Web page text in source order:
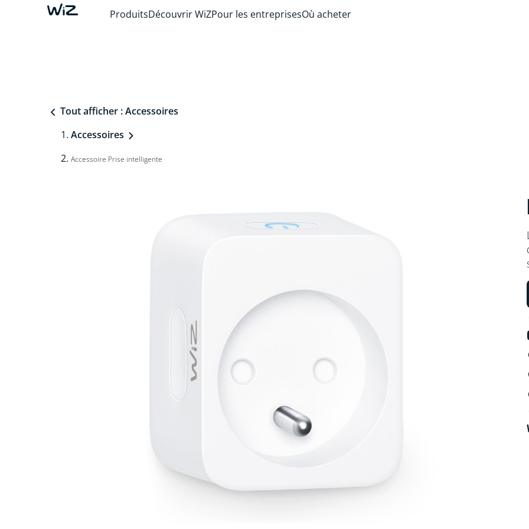
ProduitsDécouvrir WiZPour les entreprisesOù acheter
Tout afficher : Accessoires
Accessoires
Accessoire Prise intelligente